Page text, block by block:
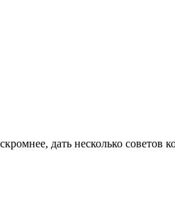
дать несколько советов